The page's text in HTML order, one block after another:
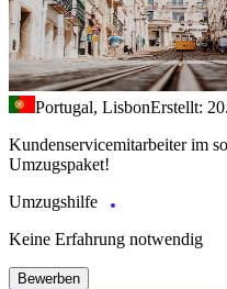
Portugal, LisbonErstellt:
Kundenservicemitarbeiter im
Umzugspaket!
Umzugshilfe
Keine Erfahrung notwendig
Bewerben